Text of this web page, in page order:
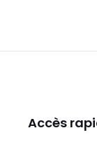
Accès